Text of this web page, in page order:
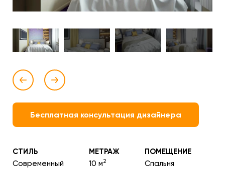
Бесплатная консультация дизайнера
СТИЛЬ
Современный
МЕТРАЖ
10 м2
ПОМЕЩЕНИЕ
Спальня